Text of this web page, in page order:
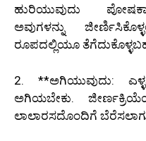
ಹುರಿಯುವುದು
ಅವುಗಳನ್ನು
ರೂಪದಲ್ಲಿಯೂ
2. **ಅಗಿಯುವುದು:
ಅಗಿಯಬೇಕು.
ಲಾಲಾರಸದೊಂದಿಗೆ